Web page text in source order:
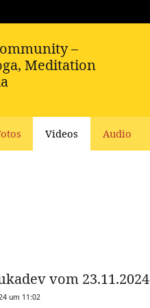
Videos Audio
vom 23.11.2024
um 11:02